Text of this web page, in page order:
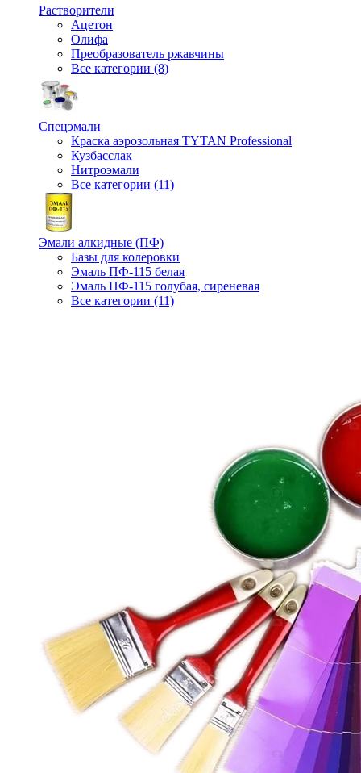
Растворители
Ацетон
Олифа
Преобразователь ржавчины
Все категории (8)
Спецэмали
Краска аэрозольная TYTAN Professional
Кузбасслак
Нитроэмали
Все категории (11)
Эмали алкидные (ПФ)
Базы для колеровки
Эмаль ПФ-115 белая
Эмаль ПФ-115 голубая, сиреневая
Все категории (11)